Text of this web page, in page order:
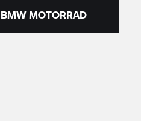
BMW MOTORRAD